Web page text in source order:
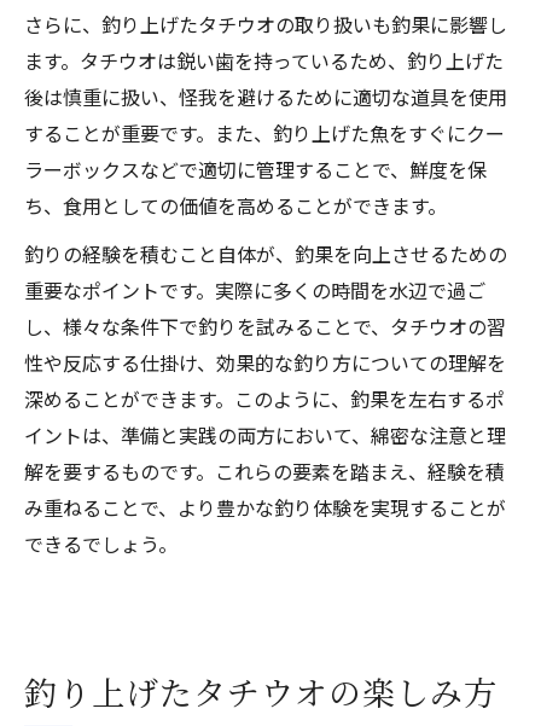
さらに、釣り上げたタチウオの取り扱いも釣果に影響し
ます。タチウオは鋭い歯を持っているため、釣り上げた
後は慎重に扱い、怪我を避けるために適切な道具を使用
することが重要です。また、釣り上げた魚をすぐにクー
ラーボックスなどで適切に管理することで、鮮度を保
ち、食用としての価値を高めることができます。
釣りの経験を積むこと自体が、釣果を向上させるための
重要なポイントです。実際に多くの時間を水辺で過ご
し、様々な条件下で釣りを試みることで、タチウオの習
性や反応する仕掛け、効果的な釣り方についての理解を
深めることができます。このように、釣果を左右するポ
イントは、準備と実践の両方において、綿密な注意と理
解を要するものです。これらの要素を踏まえ、経験を積
み重ねることで、より豊かな釣り体験を実現することが
できるでしょう。
釣り上げたタチウオの楽しみ方